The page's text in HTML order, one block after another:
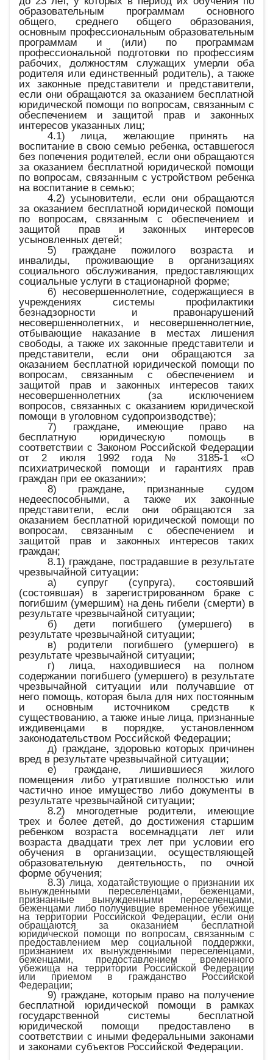
образовательным программам основного
общего, среднего общего образования,
основным профессиональным образовательным
программам и (или) по программам
профессиональной подготовки по профессиям
рабочих, должностям служащих умерли оба
родителя или единственный родитель), а также
их законные представители и представители,
если они обращаются за оказанием бесплатной
юридической помощи по вопросам, связанным с
обеспечением и защитой прав и законных
интересов указанных лиц;
4.1) лица, желающие принять на
воспитание в свою семью ребенка, оставшегося
без попечения родителей, если они обращаются
за оказанием бесплатной юридической помощи
по вопросам, связанным с устройством ребенка
на воспитание в семью;
4.2) усыновители, если они обращаются
за оказанием бесплатной юридической помощи
по вопросам, связанным с обеспечением и
защитой прав и законных интересов
усыновленных детей;
5) граждане пожилого возраста и
инвалиды, проживающие в организациях
социального обслуживания, предоставляющих
социальные услуги в стационарной форме;
6) несовершеннолетние, содержащиеся в
учреждениях системы профилактики
безнадзорности и правонарушений
несовершеннолетних, и несовершеннолетние,
отбывающие наказание в местах лишения
свободы, а также их законные представители и
представители, если они обращаются за
оказанием бесплатной юридической помощи по
вопросам, связанным с обеспечением и
защитой прав и законных интересов таких
несовершеннолетних (за исключением
вопросов, связанных с оказанием юридической
помощи в уголовном судопроизводстве);
7) граждане, имеющие право на
бесплатную юридическую помощь в
соответствии с Законом Российской Федерации
от 2 июля 1992 года № 3185-1 «О
психиатрической помощи и гарантиях прав
граждан при ее оказании»;
8) граждане, признанные судом
недееспособными, а также их законные
представители, если они обращаются за
оказанием бесплатной юридической помощи по
вопросам, связанным с обеспечением и
защитой прав и законных интересов таких
граждан;
8.1) граждане, пострадавшие в результате
чрезвычайной ситуации:
а) супруг (супруга), состоявший
(состоявшая) в зарегистрированном браке с
погибшим (умершим) на день гибели (смерти) в
результате чрезвычайной ситуации;
б) дети погибшего (умершего) в
результате чрезвычайной ситуации;
в) родители погибшего (умершего) в
результате чрезвычайной ситуации;
г) лица, находившиеся на полном
содержании погибшего (умершего) в результате
чрезвычайной ситуации или получавшие от
него помощь, которая была для них постоянным
и основным источником средств к
существованию, а также иные лица, признанные
иждивенцами в порядке, установленном
законодательством Российской Федерации;
д) граждане, здоровью которых причинен
вред в результате чрезвычайной ситуации;
е) граждане, лишившиеся жилого
помещения либо утратившие полностью или
частично иное имущество либо документы в
результате чрезвычайной ситуации;
8.2) многодетные родители, имеющие
трех и более детей, до достижения старшим
ребенком возраста восемнадцати лет или
возраста двадцати трех лет при условии его
обучения в организации, осуществляющей
образовательную деятельность, по очной
форме обучения;
8.3)лица, ходатайствующие о признании их
вынужденными переселенцами, беженцами,
признанные вынужденными переселенцами,
беженцами либо получившие временное убежище
на территории Российской Федерации, если они
обращаются за оказанием бесплатной
юридической помощи по вопросам, связанным с
предоставлением мер социальной поддержки,
признанием их вынужденными переселенцами,
беженцами, предоставлением временного
убежища на территории Российской Федерации
или приемом в гражданство Российской
Федерации;
9) граждане, которым право на получение
бесплатной юридической помощи в рамках
государственной системы бесплатной
юридической помощи предоставлено в
соответствии с иными федеральными законами
и законами субъектов Российской Федерации.